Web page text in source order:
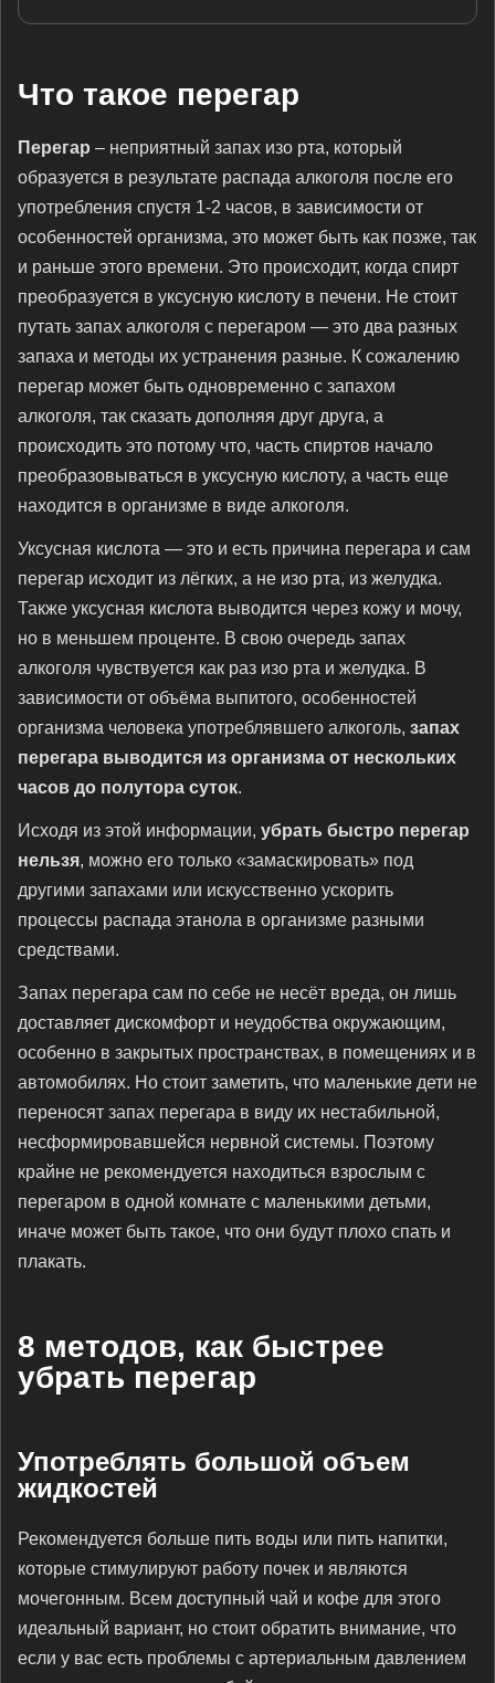
Что такое перегар
Перегар – неприятный запах изо рта, который
образуется в результате распада алкоголя после его
употребления спустя 1-2 часов, в зависимости от
особенностей организма, это может быть как позже, так
и раньше этого времени. Это происходит, когда спирт
преобразуется в уксусную кислоту в печени. Не стоит
путать запах алкоголя с перегаром — это два разных
запаха и методы их устранения разные. К сожалению
перегар может быть одновременно с запахом
алкоголя, так сказать дополняя друг друга, а
происходить это потому что, часть спиртов начало
преобразовываться в уксусную кислоту, а часть еще
находится в организме в виде алкоголя.
Уксусная кислота — это и есть причина перегара и сам
перегар исходит из лёгких, а не изо рта, из желудка.
Также уксусная кислота выводится через кожу и мочу,
но в меньшем проценте. В свою очередь запах
алкоголя чувствуется как раз изо рта и желудка. В
зависимости от объёма выпитого, особенностей
организма человека употреблявшего алкоголь, запах
перегара выводится из организма от нескольких
часов до полутора суток.
Исходя из этой информации, убрать быстро перегар
нельзя, можно его только «замаскировать» под
другими запахами или искусственно ускорить
процессы распада этанола в организме разными
средствами.
Запах перегара сам по себе не несёт вреда, он лишь
доставляет дискомфорт и неудобства окружающим,
особенно в закрытых пространствах, в помещениях и в
автомобилях. Но стоит заметить, что маленькие дети не
переносят запах перегара в виду их нестабильной,
несформировавшейся нервной системы. Поэтому
крайне не рекомендуется находиться взрослым с
перегаром в одной комнате с маленькими детьми,
иначе может быть такое, что они будут плохо спать и
плакать.
8 методов, как быстрее
убрать перегар
Употреблять большой объем
жидкостей
Рекомендуется больше пить воды или пить напитки,
которые стимулируют работу почек и являются
мочегонным. Всем доступный чай и кофе для этого
идеальный вариант, но стоит обратить внимание, что
если у вас есть проблемы с артериальным давлением